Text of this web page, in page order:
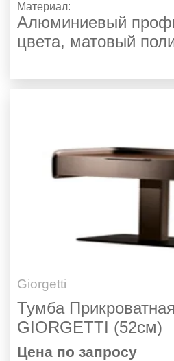
Материал:
Алюминиевый
цвета, матовый
Giorgetti
Тумба
GIORGETTI (52см)
Цена по запросу